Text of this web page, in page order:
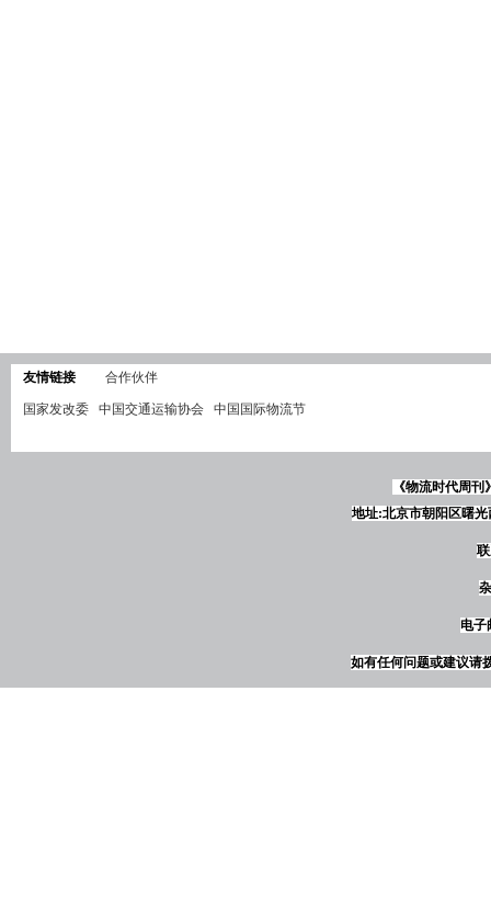
友情链接 合作伙伴
国家发改委 中国交通运输协会 中国国际物流节
《物流时代周
地址:北京市朝阳区曙光
电子
如有任何问题或建议请